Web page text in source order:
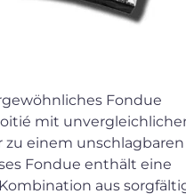
Fondue
mit
zu einem unschlagbaren
Fondue enthält eine
aus